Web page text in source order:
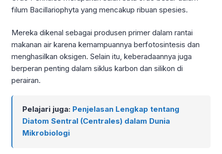
filum Bacillariophyta yang mencakup ribuan spesies.
Mereka dikenal sebagai produsen primer dalam rantai
makanan air karena kemampuannya berfotosintesis dan
menghasilkan oksigen. Selain itu, keberadaannya juga
berperan penting dalam siklus karbon dan silikon di
perairan.
Pelajari juga: Penjelasan Lengkap tentang
Diatom Sentral (Centrales) dalam Dunia
Mikrobiologi